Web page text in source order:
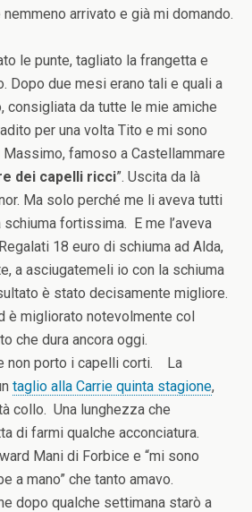
arrivato e già mi domando.
le punte, tagliato la frangetta e
Dopo due mesi erano tali e quali a
consigliata da tutte le mie amiche
per una volta Tito e mi sono
famoso a Castellammare
dei capelli ricci”. Uscita da là
Ma solo perché me li aveva tutti
fortissima. E me l’aveva
18 euro di schiuma ad Alda,
a asciugatemeli io con la schiuma
è stato decisamente migliore.
è migliorato notevolmente col
che dura ancora oggi.
non porto i capelli corti. La
taglio alla Carrie quinta stagione,
collo. Una lunghezza che
di farmi qualche acconciatura.
Mani di Forbice e “mi sono
a mano” che tanto amavo.
dopo qualche settimana starò a